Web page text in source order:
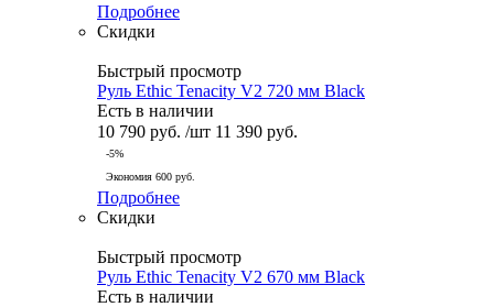
Подробнее
Скидки
Быстрый просмотр
Руль Ethic Tenacity V2 720 мм Black
Есть в наличии
10 790 руб. /шт 11 390 руб.
-5%
Экономия 600 руб.
Подробнее
Скидки
Быстрый просмотр
Руль Ethic Tenacity V2 670 мм Black
Есть в наличии